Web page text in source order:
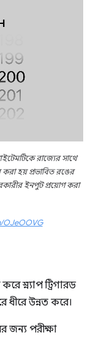
রাজ্যের সাথে
করা হয় প্রভাবিত রঙের
ইনপুট প্রয়োগ করা
OJeOOVG
স্ন্যাপ ট্রিগারড
ধীরে উন্নত করে।
জন্য পরীক্ষা